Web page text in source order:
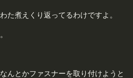
た煮えくり返ってるわけですよ。
んとかファスナーを取り付けようと